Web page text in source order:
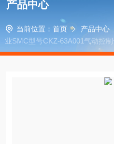
产品中心
当前位置： 首页 产品中心
业SMC型号CKZ-63A001气动控